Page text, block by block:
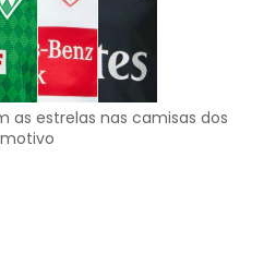
as estrelas nas camisas dos